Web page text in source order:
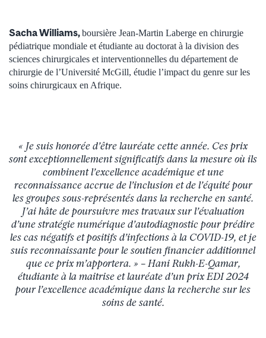
Sacha Williams,boursière Jean-Martin Laberge en chirurgie
pédiatrique mondiale et étudiante au doctorat à la division des
sciences chirurgicales et interventionnelles du département de
chirurgie de l’Université McGill, étudie l’impact du genre sur les
soins chirurgicaux en Afrique.
« Je suis honorée d’être lauréate cette année. Ces prix
sont exceptionnellement significatifs dans la mesure où ils
combinent l’excellence académique et une
reconnaissance accrue de l’inclusion et de l’équité pour
les groupes sous-représentés dans la recherche en santé.
J’ai hâte de poursuivre mes travaux sur l’évaluation
d’une stratégie numérique d’autodiagnostic pour prédire
les cas négatifs et positifs d’infections à la COVID-19, et je
suis reconnaissante pour le soutien financier additionnel
que ce prix m’apportera. » – Hani Rukh-E-Qamar,
étudiante à la maitrise et lauréate d’un prix EDI 2024
pour l’excellence académique dans la recherche sur les
soins de santé.